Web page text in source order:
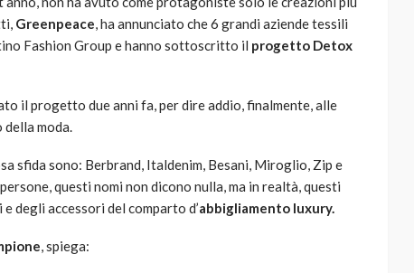
Greenpeace, ha annunciato che 6 grandi aziende tessili
Fashion Group e hanno sottoscritto il progetto Detox
il progetto due anni fa, per dire addio, finalmente, alle
moda.
sfida sono: Berbrand, Italdenim, Besani, Miroglio, Zip e
questi nomi non dicono nulla, ma in realtà, questi
degli accessori del comparto d’abbigliamento luxury.
, spiega:
quale
785
Davis: tennis mondiale e
passione per
l’automobilismo
god 9 mesi ago